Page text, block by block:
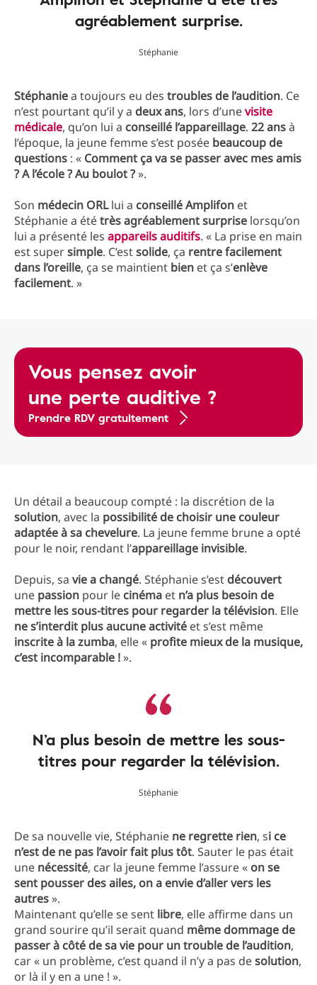
agréablement surprise.
Stéphanie
Stéphaniea toujours eu des troubles de l’audition. Ce
n’est pourtant qu’il y a deuxans, lors d’unevisite
médicale, qu’on lui a conseillé l’appareillage. 22 ansà
l’époque, la jeune femme s’est posée beaucoup de
questions : « Comment ça va se passer avec mes amis
? A l’école ? Au boulot ?».
Son médecin ORLlui a conseilléAmplifon et
Stéphanie a ététrès agréablement surprise lorsqu’on
lui a présenté les appareils auditifs. « La prise en main
est supersimple. C’estsolide, ça rentre facilement
dans l’oreille, ça se maintient bien et ça s’enlève
facilement. »
Vous pensez avoir
une perte auditive ?
Prendre RDV gratuitement
Un détail a beaucoup compté : la discrétion de la
solution, avec la possibilité de choisir une couleur
adaptée à sa chevelure. La jeune femme brune a opté
pour le noir, rendant l’appareillage invisible.
Depuis, sa vie a changé. Stéphanie s’est découvert
une passion pour le cinéma et n’a plus besoin de
mettre les sous-titres pour regarder la télévision. Elle
ne s’interdit plus aucune activité et s’est même
inscrite à la zumba, elle « profite mieux de la musique,
c’est incomparable !».
N’a plus besoin de mettre les sous-
titres pour regarder la télévision.
Stéphanie
De sa nouvelle vie, Stéphanie ne regrette rien, si ce
n’est de ne pas l’avoir fait plus tôt. Sauter le pas était
une nécessité, car la jeune femme l’assure « on se
sent pousser des ailes, on a envie d’aller vers les
autres».
Maintenant qu’elle se sent libre, elle affirme dans un
grand sourire qu’il serait quand même dommage de
passer à côté de sa vie pour un trouble de l’audition,
car « un problème, c’est quand il n’y a pas desolution,
or là il y en a une ! ».